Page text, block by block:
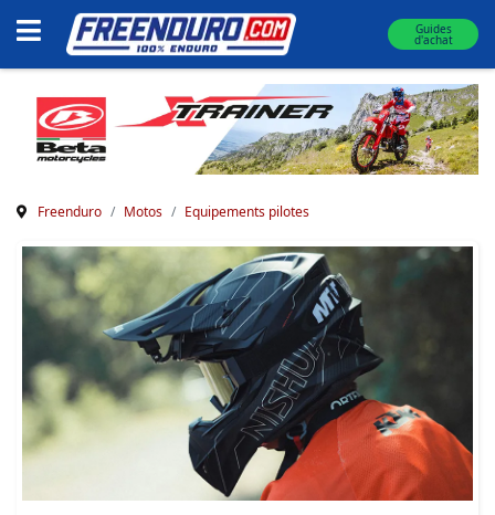
Guides
d'achat
Freenduro Motos Equipements pilotes